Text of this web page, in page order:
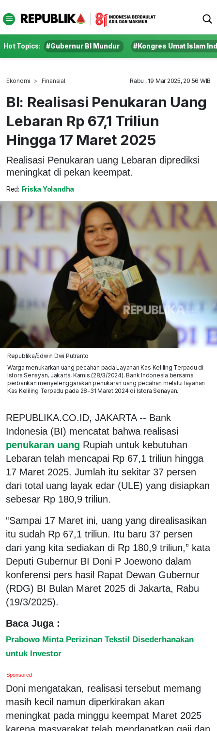
Hot Topics: #Gubernur BI Mundur #Kongres Umat Islam
Ekonomi Finansial Rabu , 19 Mar 2025, 20:56 WIB
BI: Realisasi Penukaran Uang
Lebaran Rp 67,1 Triliun
Hingga 17 Maret 2025
Realisasi Penukaran uang Lebaran diprediksi
meningkat di pekan keempat.
Red: Friska Yolandha
Republika/Edwin Dwi Putranto
Warga menukarkan uang pecahan pada Layanan Kas Keliling Terpadu di
Istora Senayan, Jakarta, Kamis (28/3/2024). Bank Indonesia bersama
perbankan menyelenggarakan penukaran uang pecahan melalui layanan
Kas Keliling Terpadu pada 28-31 Maret 2024 di Istora Senayan.
REPUBLIKA.CO.ID, JAKARTA -- Bank
Indonesia (BI) mencatat bahwa realisasi
penukaran uang Rupiah untuk kebutuhan
Lebaran telah mencapai Rp 67,1 triliun hingga
17 Maret 2025. Jumlah itu sekitar 37 persen
dari total uang layak edar (ULE) yang disiapkan
sebesar Rp 180,9 triliun.
“Sampai 17 Maret ini, uang yang direalisasikan
itu sudah Rp 67,1 triliun. Itu baru 37 persen
dari yang kita sediakan di Rp 180,9 triliun,” kata
Deputi Gubernur BI Doni P Joewono dalam
konferensi pers hasil Rapat Dewan Gubernur
(RDG) BI Bulan Maret 2025 di Jakarta, Rabu
(19/3/2025).
Baca Juga :
Prabowo Minta Perizinan Tekstil Disederhanakan
untuk Investor
Sponsored
Doni mengatakan, realisasi tersebut memang
masih kecil namun diperkirakan akan
meningkat pada minggu keempat Maret 2025